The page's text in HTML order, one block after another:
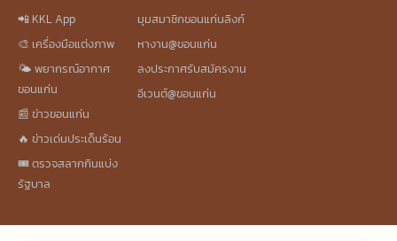
📲 KKL App
🎨 เครื่องมือแต่งภาพ
🌤️ พยากรณ์อากาศ
ขอนแก่น
📰 ข่าวขอนแก่น
🔥 ข่าวเด่นประเด็นร้อน
🎟️ ตรวจสลากกินแบ่ง
รัฐบาล
มุมสมาชิกขอนแก่นลิงก์
หางาน@ขอนแก่น
ลงประกาศรับสมัครงาน
อีเวนต์@ขอนแก่น